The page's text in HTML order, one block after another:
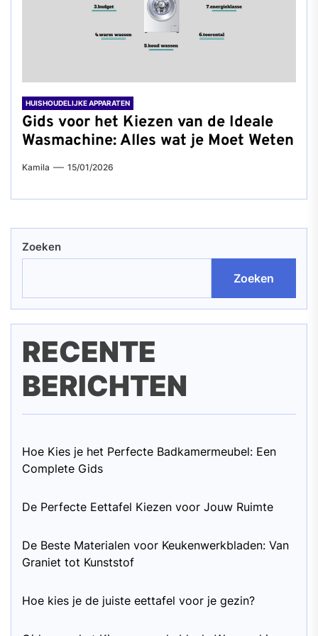
HUISHOUDELIJKE APPARATEN
Gids voor het Kiezen van de Ideale
Wasmachine: Alles wat je Moet Weten
Kamila 15/01/2026
Zoeken
Zoeken
RECENTE
BERICHTEN
Hoe Kies je het Perfecte Badkamermeubel: Een
Complete Gids
De Perfecte Eettafel Kiezen voor Jouw Ruimte
De Beste Materialen voor Keukenwerkbladen: Van
Graniet tot Kunststof
Hoe kies je de juiste eettafel voor je gezin?